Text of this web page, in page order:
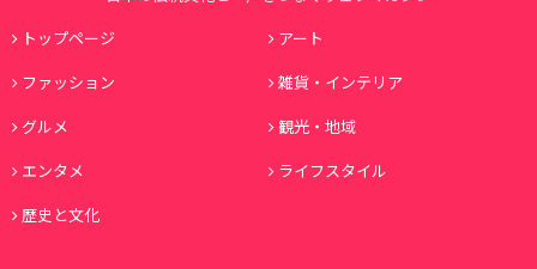
トップページ
アート
ファッション
雑貨・インテリア
グルメ
観光・地域
エンタメ
ライフスタイル
歴史と文化